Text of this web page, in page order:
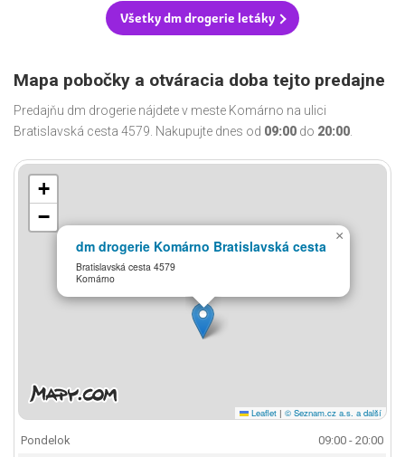
Všetky dm drogerie letáky
Mapa pobočky a otváracia doba tejto predajne
Predajňu dm drogerie nájdete v meste Komárno na ulici
Bratislavská cesta 4579. Nakupujte dnes od 09:00 do 20:00
dm drogerie Komárno Bratislavská cesta
Bratislavská cesta 4579
Komárno
×
+
−
Leaflet | © Seznam.cz a.s. a další
Pondelok
09:00 - 20:00